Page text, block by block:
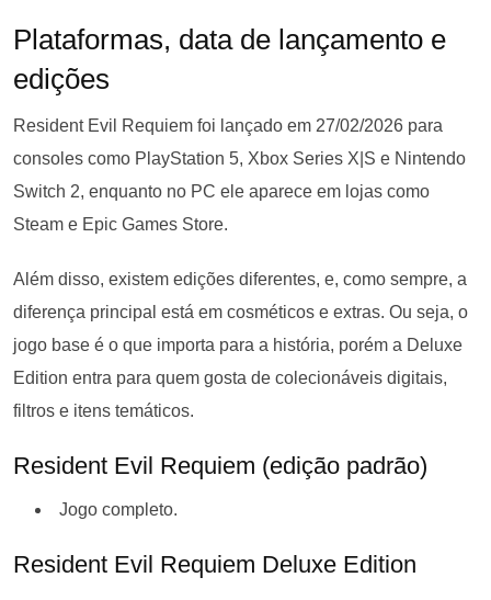
Plataformas, data de lançamento e
edições
Resident Evil Requiem foi lançado em 27/02/2026 para
consoles como PlayStation 5, Xbox Series X|S e Nintendo
Switch 2, enquanto no PC ele aparece em lojas como
Steam e Epic Games Store.
Além disso, existem edições diferentes, e, como sempre, a
diferença principal está em cosméticos e extras. Ou seja, o
jogo base é o que importa para a história, porém a Deluxe
Edition entra para quem gosta de colecionáveis digitais,
filtros e itens temáticos.
Resident Evil Requiem (edição padrão)
Jogo completo.
Resident Evil Requiem Deluxe Edition